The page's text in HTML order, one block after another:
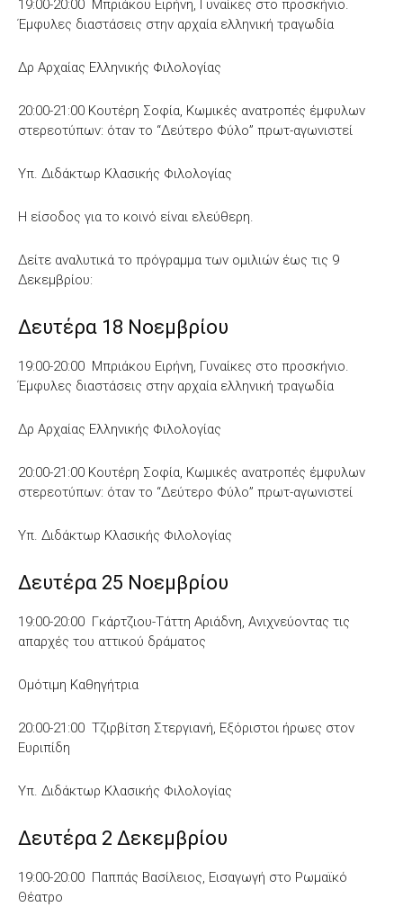
19:00-20:00 Μπριάκου Ειρήνη, Γυναίκες στο προσκήνιο.
Έμφυλες διαστάσεις στην αρχαία ελληνική τραγωδία
Δρ Αρχαίας Ελληνικής Φιλολογίας
20:00-21:00 Κουτέρη Σοφία, Κωμικές ανατροπές έμφυλων
στερεοτύπων: όταν το “Δεύτερο Φύλο” πρωτ-αγωνιστεί
Υπ. Διδάκτωρ Κλασικής Φιλολογίας
Η είσοδος για το κοινό είναι ελεύθερη.
Δείτε αναλυτικά το πρόγραμμα των ομιλιών έως τις 9
Δεκεμβρίου:
Δευτέρα 18 Νοεμβρίου
19:00-20:00 Μπριάκου Ειρήνη, Γυναίκες στο προσκήνιο.
Έμφυλες διαστάσεις στην αρχαία ελληνική τραγωδία
Δρ Αρχαίας Ελληνικής Φιλολογίας
20:00-21:00 Κουτέρη Σοφία, Κωμικές ανατροπές έμφυλων
στερεοτύπων: όταν το “Δεύτερο Φύλο” πρωτ-αγωνιστεί
Υπ. Διδάκτωρ Κλασικής Φιλολογίας
Δευτέρα 25 Νοεμβρίου
19:00-20:00 Γκάρτζιου-Τάττη Αριάδνη, Ανιχνεύοντας τις
απαρχές του αττικού δράματος
Ομότιμη Καθηγήτρια
20:00-21:00 Τζιρβίτση Στεργιανή, Εξόριστοι ήρωες στον
Ευριπίδη
Υπ. Διδάκτωρ Κλασικής Φιλολογίας
Δευτέρα 2 Δεκεμβρίου
19:00-20:00 Παππάς Βασίλειος, Εισαγωγή στο Ρωμαϊκό
Θέατρο